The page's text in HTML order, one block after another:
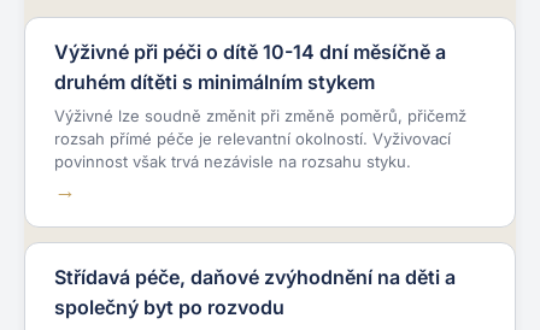
Výživné při péči o dítě 10-14 dní měsíčně a
druhém dítěti s minimálním stykem
Výživné lze soudně změnit při změně poměrů, přičemž
rozsah přímé péče je relevantní okolností. Vyživovací
povinnost však trvá nezávisle na rozsahu styku.
Střídavá péče, daňové zvýhodnění na děti a
společný byt po rozvodu